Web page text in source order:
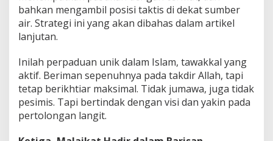
bahkan mengambil posisi taktis di dekat sumber
air. Strategi ini yang akan dibahas dalam artikel
lanjutan.
Inilah perpaduan unik dalam Islam, tawakkal yang
aktif. Beriman sepenuhnya pada takdir Allah, tapi
tetap berikhtiar maksimal. Tidak jumawa, juga tidak
pesimis. Tapi bertindak dengan visi dan yakin pada
pertolongan langit.